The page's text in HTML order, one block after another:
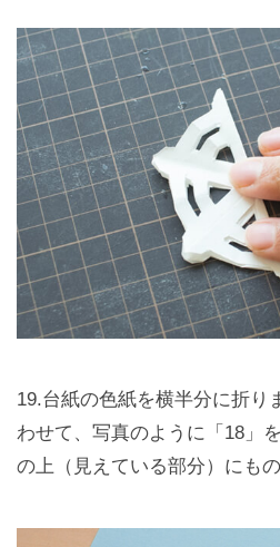
19.台紙の色紙を横半分に折り
わせて、写真のように「18」
の上（見えている部分）にも